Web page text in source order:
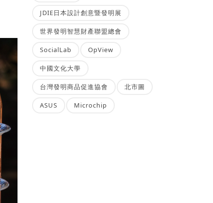
JDIE日本設計創意暨發明展
世界發明智慧財產聯盟總會
SocialLab OpView
中國文化大學
台灣發明商品促進協會 北市圖
ASUS Microchip